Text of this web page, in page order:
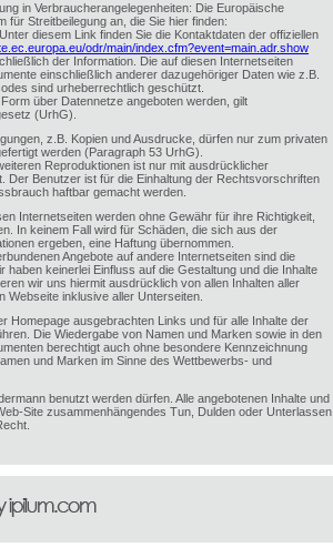
in Verbraucherangelegenheiten: Die Europäische
für Streitbeilegung an, die Sie hier finden:
Unter diesem Link finden Sie die Kontaktdaten der offiziellen
odr/main/index.cfm?event=main.adr.show
der Information. Die auf diesen Internetseiten
einschließlich anderer dazugehöriger Daten wie z.B.
sind urheberrechtlich geschützt.
über Datennetze angeboten werden, gilt
(UrhG).
z.B. Kopien und Ausdrucke, dürfen nur zum privaten
werden (Paragraph 53 UrhG).
Reproduktionen ist nur mit ausdrücklicher
Der Benutzer ist für die Einhaltung der Rechtsvorschriften
haftbar gemacht werden.
Internetseiten werden ohne Gewähr für ihre Richtigkeit,
In keinem Fall wird für Schäden, die sich aus der
ergeben, eine Haftung übernommen.
Angebote auf andere Internetseiten sind die
haben keinerlei Einfluss auf die Gestaltung und die Inhalte
wir uns hiermit ausdrücklich von allen Inhalten aller
Webseite inklusive aller Unterseiten.
Homepage ausgebrachten Links und für alle Inhalte der
Die Wiedergabe von Namen und Marken sowie in den
berechtigt auch ohne besondere Kennzeichnung
und Marken im Sinne des Wettbewerbs- und
benutzt werden dürfen. Alle angebotenen Inhalte und
Site zusammenhängendes Tun, Dulden oder Unterlassen